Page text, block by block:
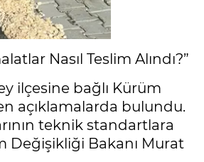
Nasıl Teslim Alındı?”
ilçesine bağlı Kürüm
açıklamalarda bulundu.
teknik standartlara
Değişikliği Bakanı Murat